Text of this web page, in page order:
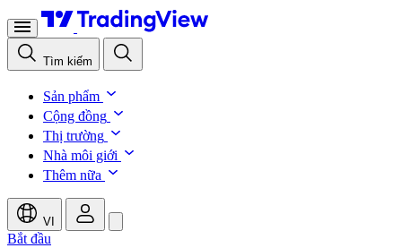
Tìm kiếm
Sản phẩm
Cộng đồng
Thị trường
Nhà môi giới
Thêm nữa
VI
Bắt đầu